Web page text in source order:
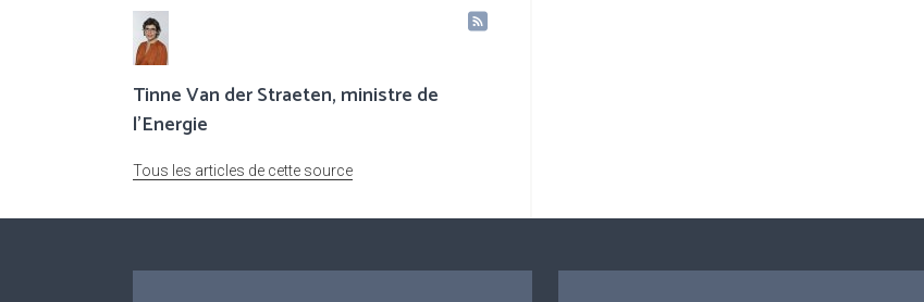
Tinne Van der Straeten, ministre de
l'Energie
Tous les articles de cette source